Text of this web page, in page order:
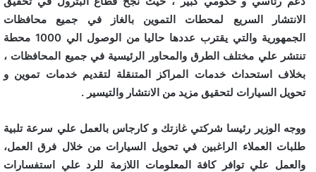
الانتشار السريع لمحطات التموين بالغاز في جميع محافظات
الجمهورية والتي يقترب عددها حاليا من الوصول الي 1000 محطة
تنتشر علي مختلف الطرق والمحاور الرئيسية في جميع المحافظات ،
بخلاف استحداث خدمات المراكز المتنقلة لتقديم خدمات تموين و
تحويل السيارات لتحقيق مزيد من الانتشار والتيسير .
ووجه الوزير رئيسا شركتي غازتك و كارجاس بالعمل علي سرعة تلبية
طلبات العملاء الراغبين في تحويل السيارات من خلال فرق العمل،
والعمل علي توافر كافة المعلومات اللازمة للرد علي استفسارات